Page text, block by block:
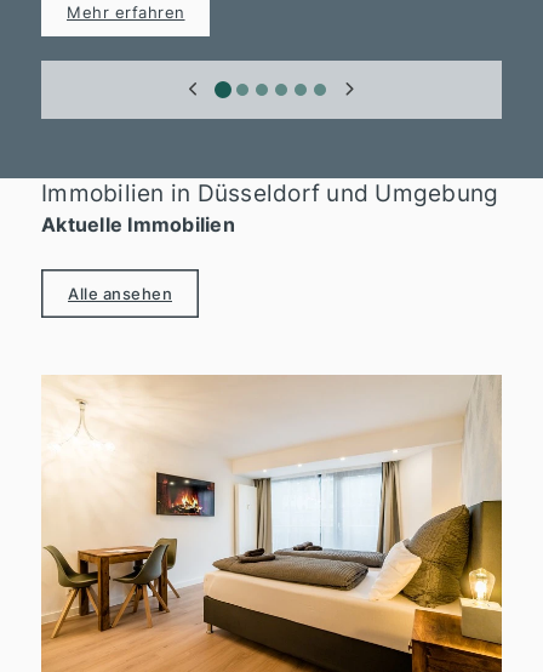
unerwünschte Aufmerksamkeit.
Mehr erfahren
Immobilien in Düsseldorf und Umgebung
Aktuelle Immobilien
Alle ansehen